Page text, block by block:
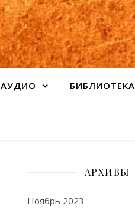
АУДИО БИБЛИОТЕКА
АРХИВЫ
Ноябрь 2023